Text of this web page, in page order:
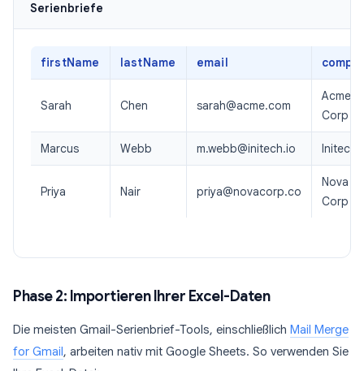
Serienbriefe
firstName lastName email
Sarah Chen sarah@acme.com
Acme
Corp
Marcus Webb m.webb@initech.io Initech
Priya Nair priya@novacorp.co
Nova
Corp
Phase 2: Importieren Ihrer Excel-Daten
Die meisten Gmail-Serienbrief-Tools, einschließlich Mail Merge
for Gmail , arbeiten nativ mit Google Sheets. So verwenden Sie